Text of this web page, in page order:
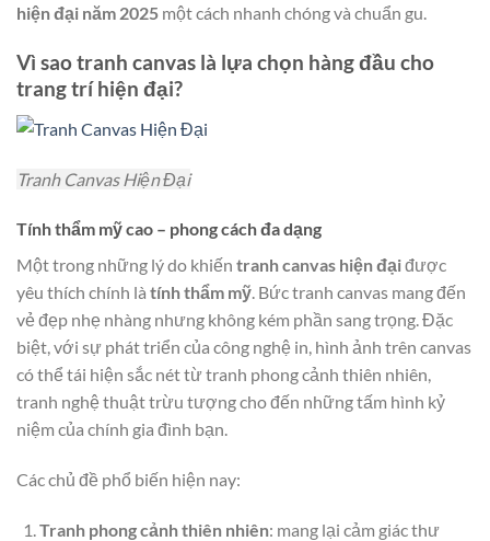
hiện đại năm 2025 một cách nhanh chóng và chuẩn gu.
Vì sao tranh canvas là lựa chọn hàng đầu cho
trang trí hiện đại?
Tranh Canvas Hiện Đại
Tính thẩm mỹ cao – phong cách đa dạng
Một trong những lý do khiến tranh canvas hiện đạiđược
yêu thích chính là tính thẩm mỹ. Bức tranh canvas mang đến
vẻ đẹp nhẹ nhàng nhưng không kém phần sang trọng. Đặc
biệt, với sự phát triển của công nghệ in, hình ảnh trên canvas
có thể tái hiện sắc nét từ tranh phong cảnh thiên nhiên,
tranh nghệ thuật trừu tượng cho đến những tấm hình kỷ
niệm của chính gia đình bạn.
Các chủ đề phổ biến hiện nay:
Tranh phong cảnh thiên nhiên: mang lại cảm giác thư